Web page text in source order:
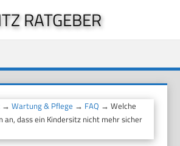
RATGEBER
→Wartung & Pflege → FAQ → Welche
an, dass ein Kindersitz nicht mehr sicher